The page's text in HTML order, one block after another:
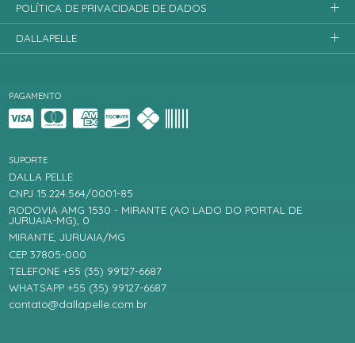
PAGAMENTO
SUPORTE
DALLA PELLE
CNPJ 15.224.564/0001-85
RODOVIA AMG 1530 - MIRANTE (AO LADO DO PORTAL DE
JURUAIA-MG), 0
MIRANTE, JURUAIA/MG
CEP 37805-000
TELEFONE +55 (35) 99127-6687
WHATSAPP +55 (35) 99127-6687
contato@dallapelle.com.br
POLÍTICA DE PRIVACIDADE DE DADOS
DALLAPELLE